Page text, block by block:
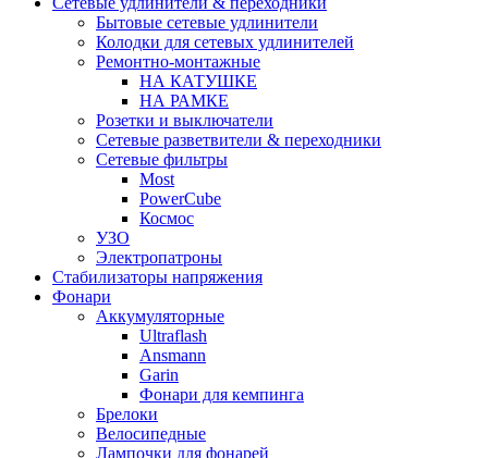
Бытовые сетевые удлинители
Колодки для сетевых удлинителей
Ремонтно-монтажные
НА КАТУШКЕ
НА РАМКЕ
Розетки и выключатели
Сетевые разветвители & переходники
Сетевые фильтры
Most
PowerCube
Космос
УЗО
Электропатроны
Стабилизаторы напряжения
Фонари
Аккумуляторные
Ultraflash
Ansmann
Garin
Фонари для кемпинга
Брелоки
Велосипедные
Лампочки для фонарей